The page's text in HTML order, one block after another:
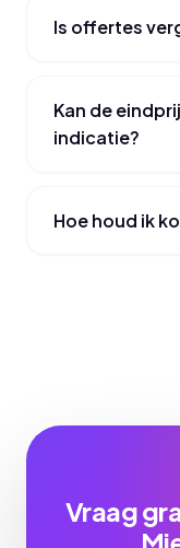
Is offertes
Kan de
indicatie?
Hoe houd ik
Vraag